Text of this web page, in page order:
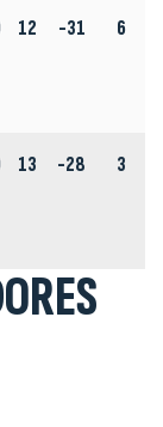
12 -31 6
13 -28 3